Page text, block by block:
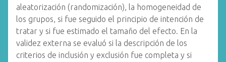
aleatorización (randomización), la homogeneidad de
los grupos, si fue seguido el principio de intención de
tratar y si fue estimado el tamaño del efecto. En la
validez externa se evaluó si la descripción de los
criterios de inclusión y exclusión fue completa y si